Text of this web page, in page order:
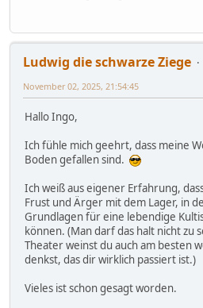
Ludwig die schwarze Ziege
November 02, 2025, 21:54:45
Hallo Ingo,
Ich fühle mich geehrt, dass meine
Boden gefallen sind.
Ich weiß aus eigener Erfahrung,
Frust und Ärger mit dem Lager, in
Grundlagen für eine lebendige
können. (Man darf das halt nicht zu
Theater weinst du auch am besten
denkst, das dir wirklich passiert ist.)
Vieles ist schon gesagt worden.